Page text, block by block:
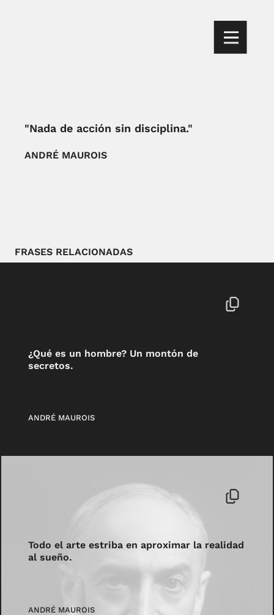
"Nada de acción sin disciplina."
ANDRÉ MAUROIS
FRASES RELACIONADAS
¿Qué es un hombre? Un montón de
secretos.
ANDRÉ MAUROIS
Todo el arte estriba en aproximar la realidad
al sueño.
ANDRÉ MAUROIS